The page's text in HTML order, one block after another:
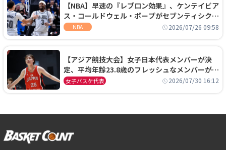
【NBA】早速の『レブロン効果』、ケンテイビア
ス・コールドウェル・ポープがセブンティシクサ
ーズに1年契約で加入
NBA 2026/07/26 09:58
【アジア競技大会】女子日本代表メンバーが決
定、平均年齢23.8歳のフレッシュなメンバーが日
本開催の大舞台で頂点を狙う
女子バスケ代表 2026/07/30 16:12